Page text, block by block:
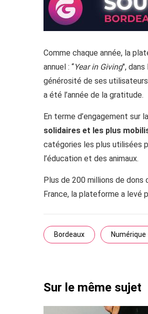
Comme chaque année, la
annuel : “Year in Giving",
générosité de ses
a été l’année de la gratitude.
En terme d’engagement sur
solidaires et les plus
catégories les plus utilisées
l’éducation et des animaux.
Plus de 200 millions de dons
France, la plateforme a levé
Bordeaux Numérique
Sur le même sujet